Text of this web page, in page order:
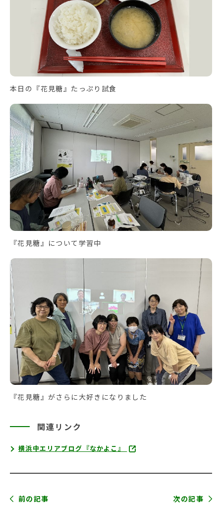
本日の『花見糖』たっぷり試食
『花見糖』について学習中
『花見糖』がさらに大好きになりました
関連リンク
横浜中エリアブログ『なかよこ』
前の記事 次の記事